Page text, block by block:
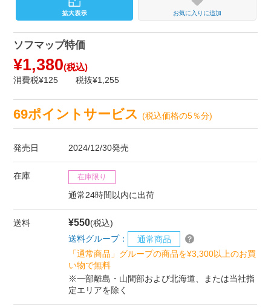
お気に入りに追加
ソフマップ特価
¥1,380(税込)
消費税¥125 税抜¥1,255
69ポイントサービス(税込価格の5％分)
発売日 2024/12/30発売
在庫 在庫限り
通常24時間以内に出荷
送料 ¥550(税込)
送料グループ：
通常商品
「通常商品」グループの商品を¥3,300以上のお買
い物で無料
※一部離島・山間部および北海道、または当社指
定エリアを除く